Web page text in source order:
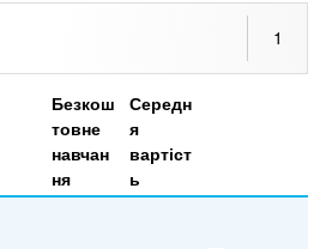
курси
кордоном
1
Безкош
товне
навчан
ня
Середн
я
вартіст
ь